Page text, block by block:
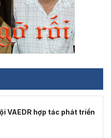
VAEDR hợp tác phát triển